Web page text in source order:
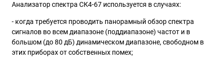
Анализатор спектра СК4-67 используется в случаях:
- когда требуется проводить панорамный обзор спектра
сигналов во всем диапазоне (поддиапазоне) частот и в
большом (до 80 дБ) динамическом диапазоне, свободном в
этих приборах от собственных помех;